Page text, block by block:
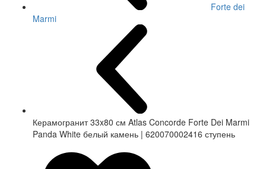
Forte dei
Marmi
Керамогранит 33x80 см Atlas Concorde Forte Dei Marmi
Panda White белый камень | 620070002416 ступень